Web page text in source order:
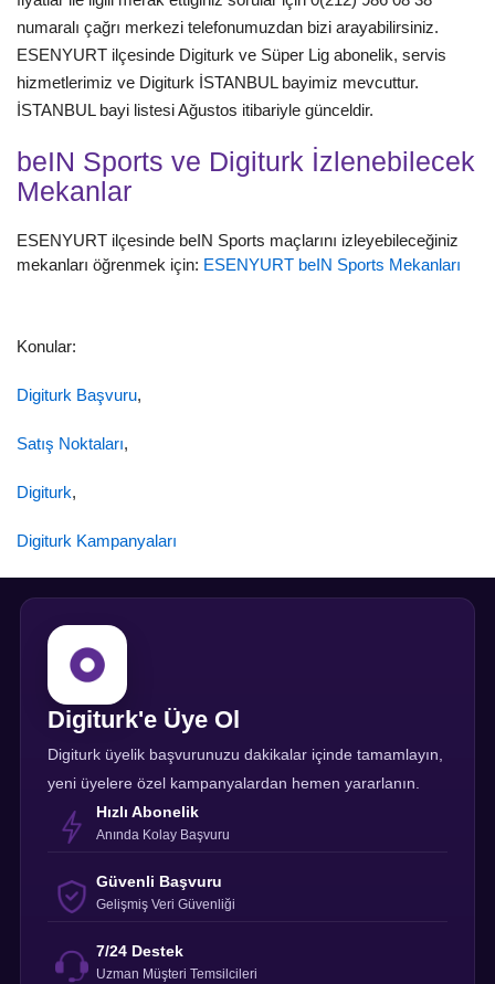
numaralı çağrı merkezi telefonumuzdan bizi arayabilirsiniz.
ESENYURT ilçesinde Digiturk ve Süper Lig abonelik, servis
hizmetlerimiz ve Digiturk İSTANBUL bayimiz mevcuttur.
İSTANBUL bayi listesi Ağustos itibariyle günceldir.
beIN Sports ve Digiturk İzlenebilecek
Mekanlar
ESENYURT ilçesinde beIN Sports maçlarını izleyebileceğiniz
mekanları öğrenmek için: ESENYURT beIN Sports Mekanları
Konular:
Digiturk Başvuru,
Satış Noktaları,
Digiturk,
Digiturk Kampanyaları
Digiturk'e Üye Ol
Digiturk üyelik başvurunuzu dakikalar içinde tamamlayın,
yeni üyelere özel kampanyalardan hemen yararlanın.
Hızlı Abonelik
Anında Kolay Başvuru
Güvenli Başvuru
Gelişmiş Veri Güvenliği
7/24 Destek
Uzman Müşteri Temsilcileri